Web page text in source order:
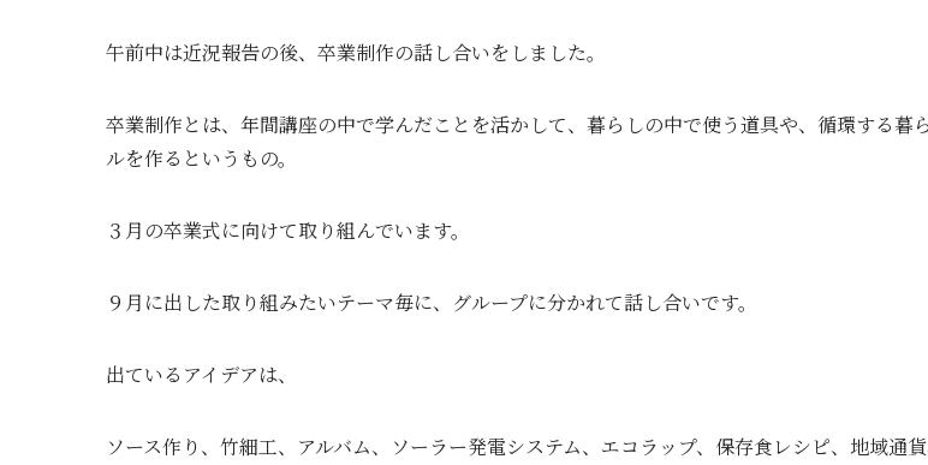
午前中は近況報告の後、卒業制作の話し合いをしました。
卒業制作とは、年間講座の中で学んだことを活かして、暮らしの中で使う道具や、循環する暮
ルを作るというもの。
３月の卒業式に向けて取り組んでいます。
９月に出した取り組みたいテーマ毎に、グループに分かれて話し合いです。
出ているアイデアは、
ソース作り、竹細工、アルバム、ソーラー発電システム、 エコラップ、保存食レシピ、地域通貨